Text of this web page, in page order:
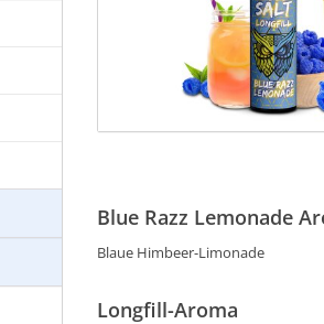
Blue Razz Lemonade
Blaue Himbeer-Limonade
Longfill-Aroma